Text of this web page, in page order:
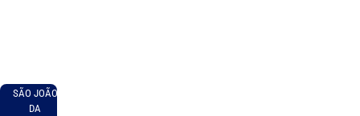
SÃO JOÃO
DA